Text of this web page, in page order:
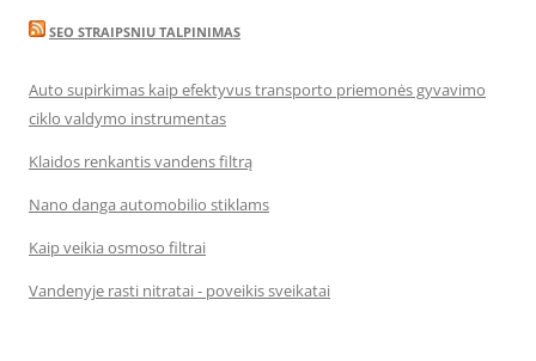
SEO STRAIPSNIU TALPINIMAS
Auto supirkimas kaip efektyvus transporto priemonės gyvavimo
ciklo valdymo instrumentas
Klaidos renkantis vandens filtrą
Nano danga automobilio stiklams
Kaip veikia osmoso filtrai
Vandenyje rasti nitratai - poveikis sveikatai